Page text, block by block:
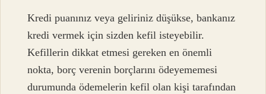
Kredi puanınız veya geliriniz düşükse, bankanız
kredi vermek için sizden kefil isteyebilir.
Kefillerin dikkat etmesi gereken en önemli
nokta, borç verenin borçlarını ödeyememesi
durumunda ödemelerin kefil olan kişi tarafından